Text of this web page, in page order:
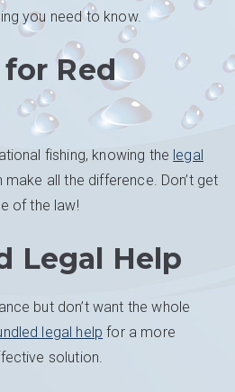
you need to know.
for Red
fishing, knowing the legal
make all the difference. Don’t get
of the law!
Legal Help
but don’t want the whole
legal help for a more
solution.